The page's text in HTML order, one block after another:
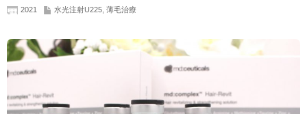
2021 水光注射U225 薄毛治療